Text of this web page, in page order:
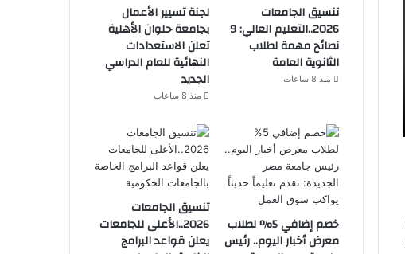
تنسيق الجامعات
2026..التعليم العالي: 9
نصائح مهمة لطلاب
الثانوية العامة
منذ 8 ساعات
لجنة تسيير الأعمال
بجامعة حلوان الأهلية
تعلن الاستعدادات
النهائية للعام الدراسي
الجديد
منذ 8 ساعات
خصم إضافي 5% لطلاب
معرض أخبار اليوم.. رئيس
تنسيق الجامعات
2026..الأعلى للجامعات
يعلن قواعد البرامج